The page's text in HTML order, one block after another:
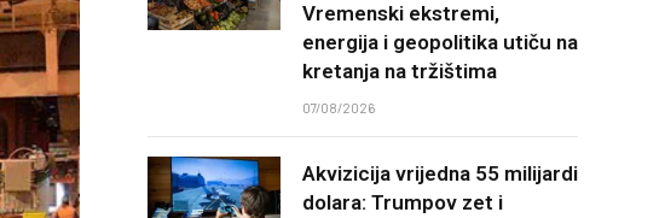
Vremenski ekstremi,
energija i geopolitika utiču na
kretanja na tržištima
07/08/2026
Akvizicija vrijedna 55 milijardi
dolara: Trumpov zet i